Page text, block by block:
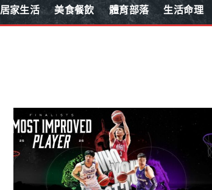
居家生活 美食餐飲 體育部落 生活命理